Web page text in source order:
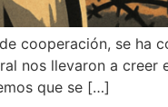
cooperación, se ha
nos llevaron a creer
que se […]